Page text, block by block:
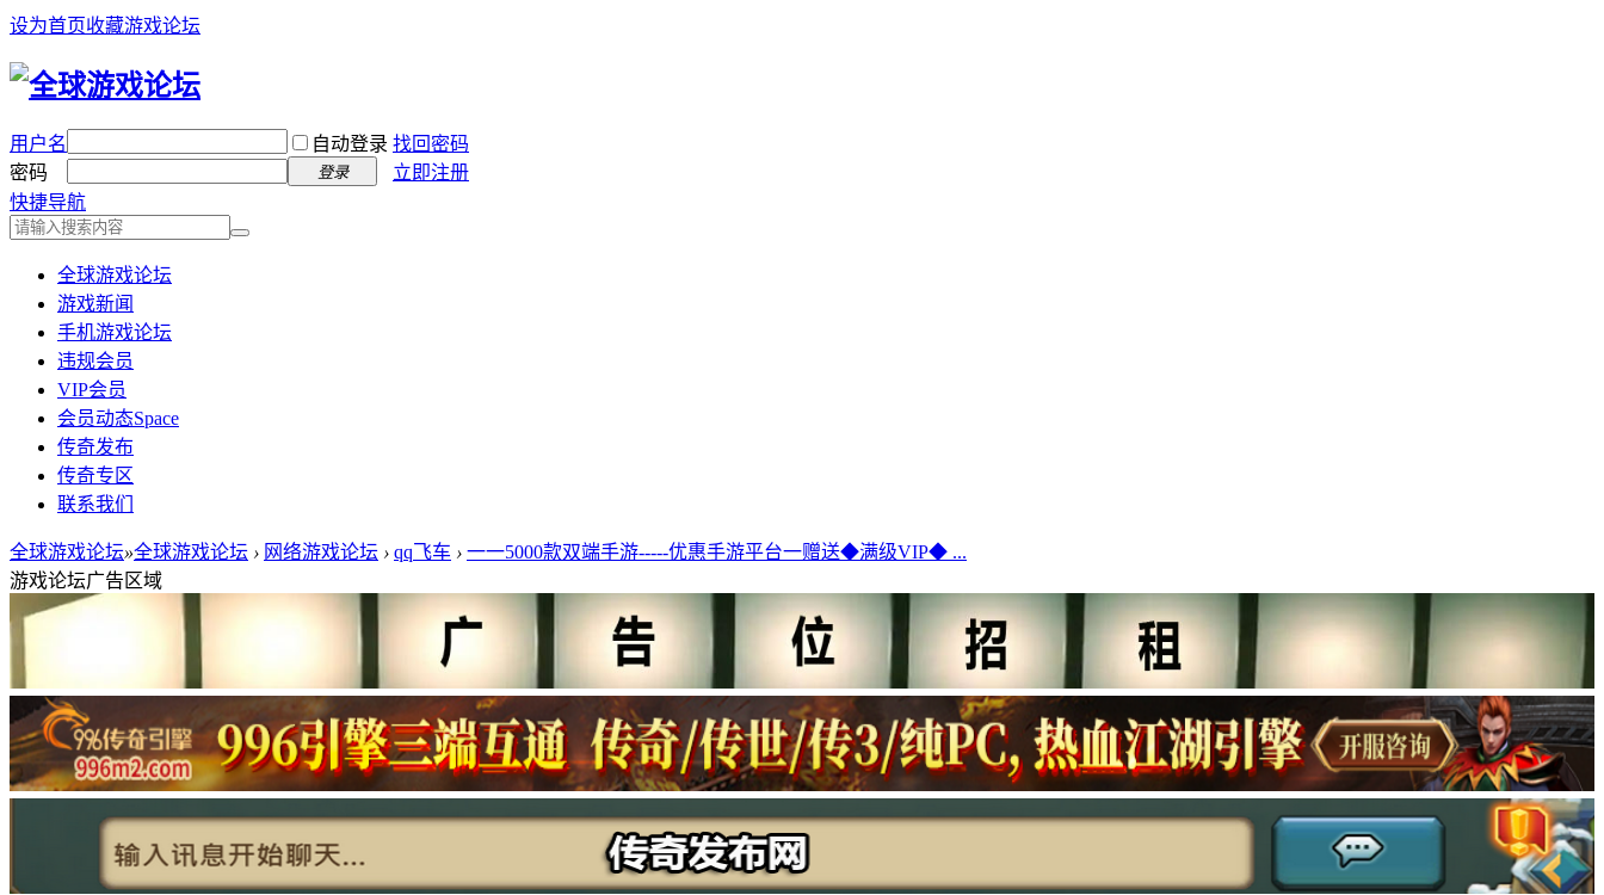
设为首页收藏游戏论坛
用户名 自动登录 找回密码
密码
登录
立即注册
快捷导航
全球游戏论坛
游戏新闻
手机游戏论坛
违规会员
VIP会员
会员动态Space
传奇发布
传奇专区
联系我们
全球游戏论坛»全球游戏论坛 › 网络游戏论坛 › qq飞车 › 一一5000款双端手游-----优惠手游平台一赠送◆满级VIP◆ ...
游戏论坛广告区域